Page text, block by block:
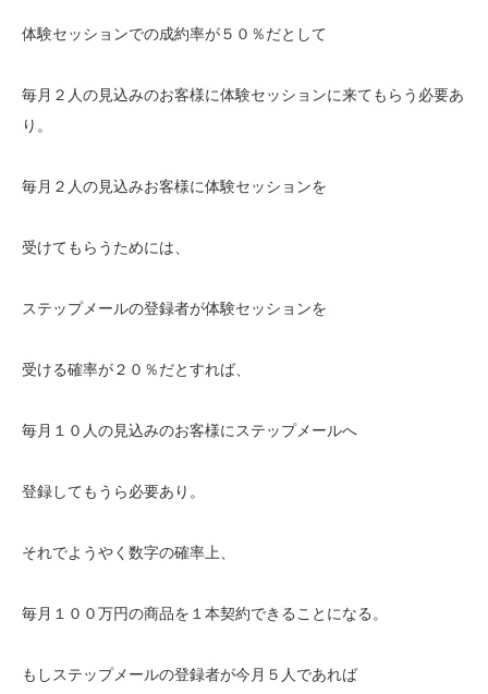
体験セッションでの成約率が５０％だとして
毎月２人の見込みのお客様に体験セッションに来てもらう必要あ
り。
毎月２人の見込みお客様に体験セッションを
受けてもらうためには、
ステップメールの登録者が体験セッションを
受ける確率が２０％だとすれば、
毎月１０人の見込みのお客様にステップメールへ
登録してもうら必要あり。
それでようやく数字の確率上、
毎月１００万円の商品を１本契約できることになる。
もしステップメールの登録者が今月５人であれば